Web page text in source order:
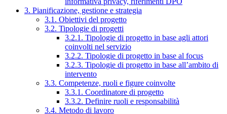
3. Pianificazione, gestione e strategia
3.1. Obiettivi del progetto
3.2. Tipologie di progetti
3.2.1. Tipologie di progetto in base agli attori
coinvolti nel servizio
3.2.2. Tipologie di progetto in base al focus
3.2.3. Tipologie di progetto in base all’ambito di
intervento
3.3. Competenze, ruoli e figure coinvolte
3.3.1. Coordinatore di progetto
3.3.2. Definire ruoli e responsabilità
3.4. Metodo di lavoro